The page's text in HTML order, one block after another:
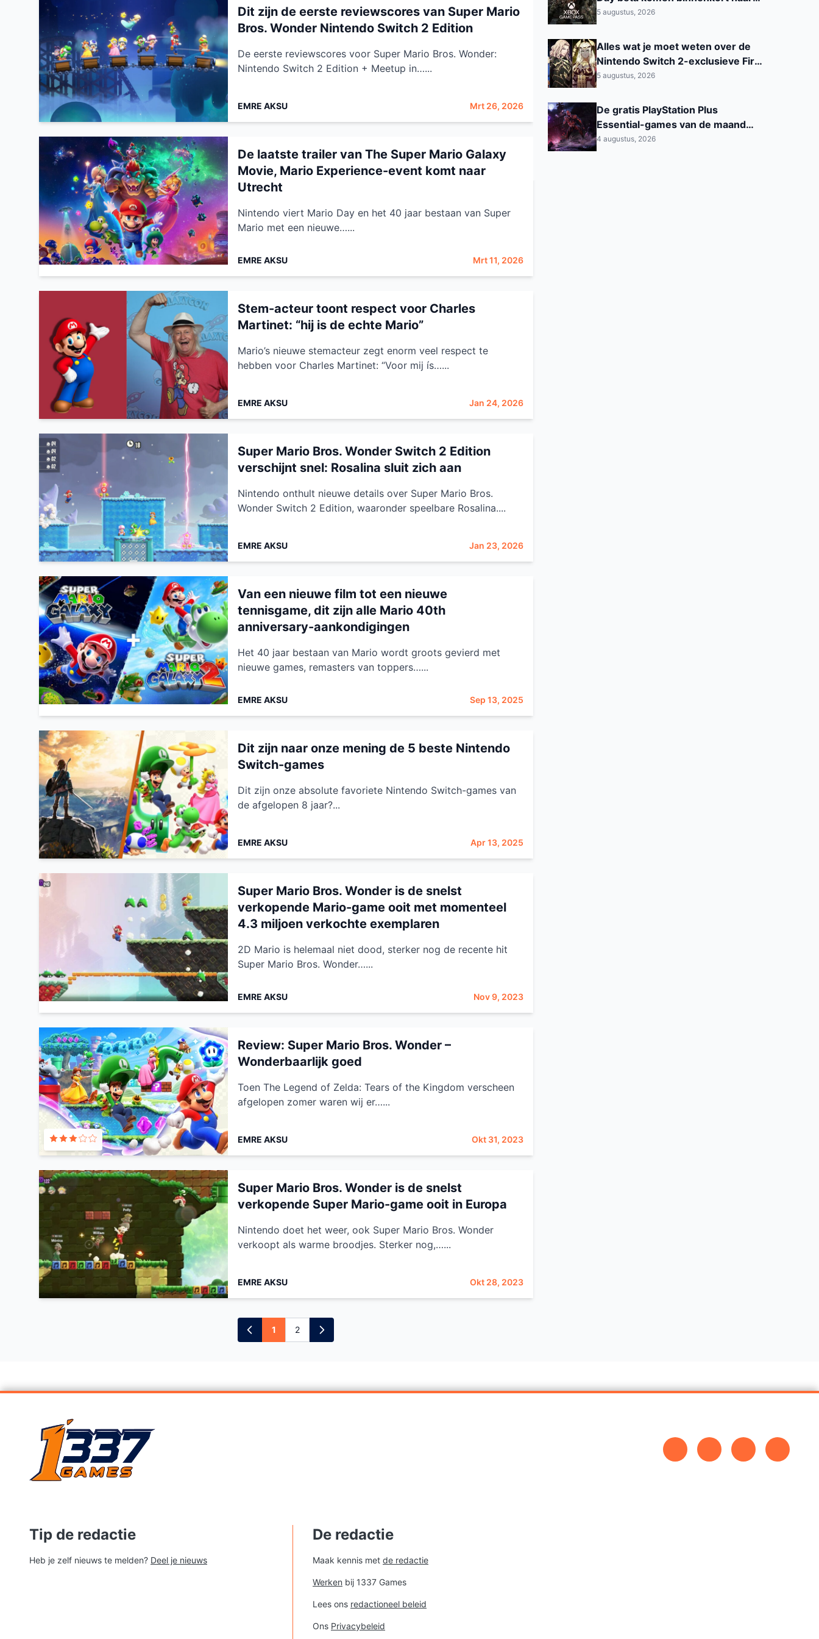
Dit zijn de eerste reviewscores van Super Mario
Bros. Wonder Nintendo Switch 2 Edition
De eerste reviewscores voor Super Mario Bros. Wonder:
Nintendo Switch 2 Edition + Meetup in…...
EMRE AKSU Mrt 26, 2026
De laatste trailer van The Super Mario Galaxy
Movie, Mario Experience-event komt naar
Utrecht
Nintendo viert Mario Day en het 40 jaar bestaan van Super
Mario met een nieuwe…...
EMRE AKSU Mrt 11, 2026
Stem-acteur toont respect voor Charles
Martinet: “hij is de echte Mario”
Mario’s nieuwe stemacteur zegt enorm veel respect te
hebben voor Charles Martinet: “Voor mij ís…...
EMRE AKSU Jan 24, 2026
Super Mario Bros. Wonder Switch 2 Edition
verschijnt snel: Rosalina sluit zich aan
Nintendo onthult nieuwe details over Super Mario Bros.
Wonder Switch 2 Edition, waaronder speelbare Rosalina....
EMRE AKSU Jan 23, 2026
Van een nieuwe film tot een nieuwe
tennisgame, dit zijn alle Mario 40th
anniversary-aankondigingen
Het 40 jaar bestaan van Mario wordt groots gevierd met
nieuwe games, remasters van toppers…...
EMRE AKSU Sep 13, 2025
Dit zijn naar onze mening de 5 beste Nintendo
Switch-games
Dit zijn onze absolute favoriete Nintendo Switch-games van
de afgelopen 8 jaar?...
EMRE AKSU Apr 13, 2025
Super Mario Bros. Wonder is de snelst
verkopende Mario-game ooit met momenteel
4.3 miljoen verkochte exemplaren
2D Mario is helemaal niet dood, sterker nog de recente hit
Super Mario Bros. Wonder…...
EMRE AKSU Nov 9, 2023
Review: Super Mario Bros. Wonder –
Wonderbaarlijk goed
Toen The Legend of Zelda: Tears of the Kingdom verscheen
afgelopen zomer waren wij er…...
EMRE AKSU Okt 31, 2023
Super Mario Bros. Wonder is de snelst
verkopende Super Mario-game ooit in Europa
Nintendo doet het weer, ook Super Mario Bros. Wonder
verkoopt als warme broodjes. Sterker nog,…...
EMRE AKSU Okt 28, 2023
1 2
Xbox Game Pass
5 augustus, 2026
Alles wat je moet weten over de
Nintendo Switch 2-exclusieve Fire
Emblem: Fortune’s Weave
5 augustus, 2026
De gratis PlayStation Plus
Essential-games van de maand
augustus 2026 zijn nu beschikbaar
4 augustus, 2026
Tip de redactie
Heb je zelf nieuws te melden? Deel je nieuws
De redactie
Maak kennis met de redactie
Werken bij 1337 Games
Lees ons redactioneel beleid
Ons Privacybeleid